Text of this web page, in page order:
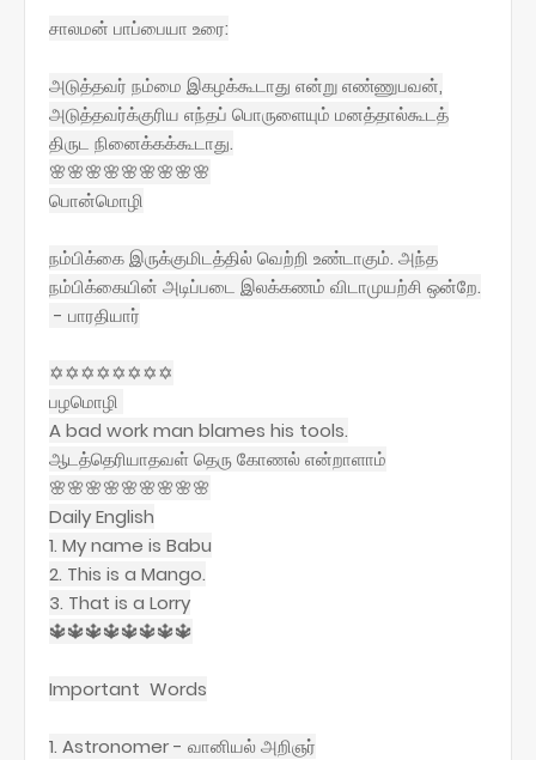
சாலமன் பாப்பையா உரை:
அடுத்தவர் நம்மை இகழக்கூடாது என்று எண்ணுபவன்,
அடுத்தவர்க்குரிய எந்தப் பொருளையும் மனத்தால்கூடத்
திருட நினைக்கக்கூடாது.
🌸🌸🌸🌸🌸🌸🌸🌸🌸
பொன்மொழி
நம்பிக்கை இருக்குமிடத்தில் வெற்றி உண்டாகும். அந்த
நம்பிக்கையின் அடிப்படை இலக்கணம் விடாமுயற்சி ஒன்றே.
- பாரதியார்
✡✡✡✡✡✡✡✡
பழமொழி
A bad work man blames his tools.
ஆடத்தெரியாதவள் தெரு கோணல் என்றாளாம்
🌸🌸🌸🌸🌸🌸🌸🌸🌸
Daily English
1. My name is Babu
2. This is a Mango.
3. That is a Lorry
🔱🔱🔱🔱🔱🔱🔱🔱
Important Words
1. Astronomer - வானியல் அறிஞர்